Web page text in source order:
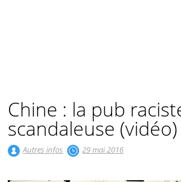
Chine : la pub
scandaleuse (vidéo)
Autres infos 29 mai 2016